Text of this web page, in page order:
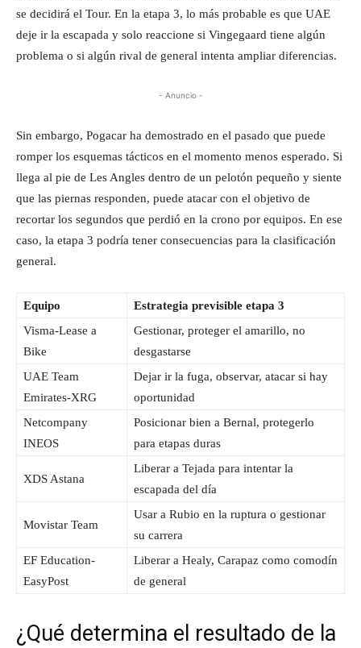
se decidirá el Tour. En la etapa 3, lo más probable es que UAE
deje ir la escapada y solo reaccione si Vingegaard tiene algún
problema o si algún rival de general intenta ampliar diferencias.
- Anuncio -
Sin embargo, Pogacar ha demostrado en el pasado que puede
romper los esquemas tácticos en el momento menos esperado. Si
llega al pie de Les Angles dentro de un pelotón pequeño y siente
que las piernas responden, puede atacar con el objetivo de
recortar los segundos que perdió en la crono por equipos. En ese
caso, la etapa 3 podría tener consecuencias para la clasificación
general.
Equipo
Estrategia previsible etapa 3
Visma-Lease a
Bike
Gestionar, proteger el amarillo, no
desgastarse
UAE Team
Emirates-XRG
Dejar ir la fuga, observar, atacar si hay
oportunidad
Netcompany
INEOS
Posicionar bien a Bernal, protegerlo
para etapas duras
XDS Astana
Liberar a Tejada para intentar la
escapada del día
Movistar Team
Usar a Rubio en la ruptura o gestionar
su carrera
EF Education-
EasyPost
Liberar a Healy, Carapaz como comodín
de general
¿Qué determina el resultado de la